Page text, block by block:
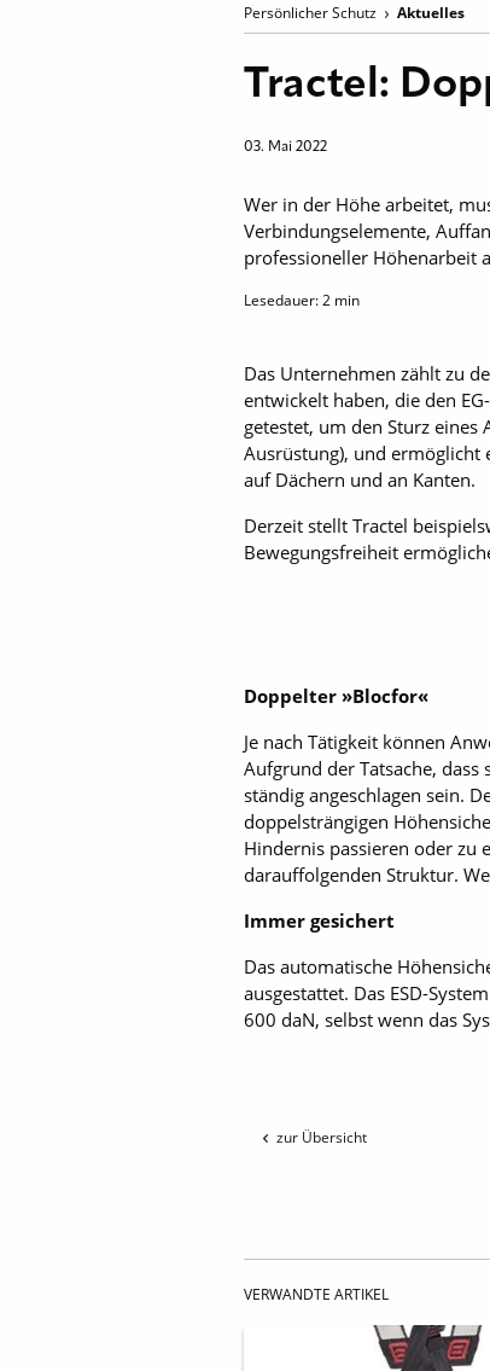
Persönlicher Schutz Aktuelles
Tractel:
03. Mai 2022
Wer in der Höhe arbeitet,
Verbindungselemente,
professioneller Höhenarbeit
Lesedauer:2 min
Das Unternehmen zählt zu
entwickelt haben, die den
getestet, um den Sturz
Ausrüstung), und ermöglicht
auf Dächern und an Kanten.
Derzeit stellt Tractel
Bewegungsfreiheit
Doppelter »Blocfor«
Je nach Tätigkeit können
Aufgrund der Tatsache,
ständig angeschlagen sein.
doppelsträngigen
Hindernis passieren oder zu
darauffolgenden Struktur.
Immer gesichert
Das automatische
ausgestattet. Das ESD-
600 daN, selbst wenn das
zur Übersicht
VERWANDTE ARTIKEL